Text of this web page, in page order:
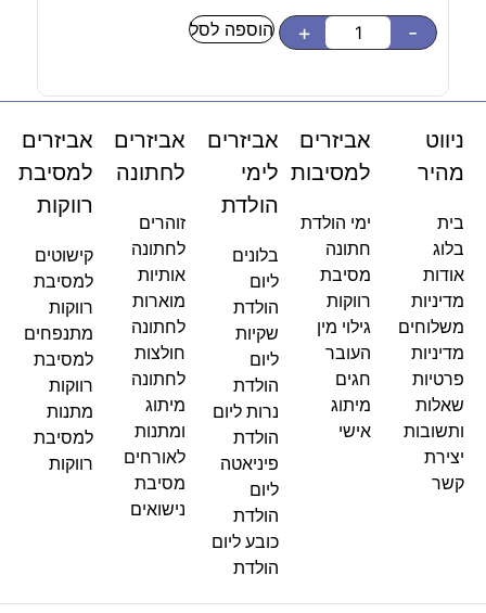
-
+ הוספה לסל
ניווט
מהיר
בית
בלוג
אודות
מדיניות
משלוחים
מדיניות
פרטיות
שאלות
ותשובות
יצירת
קשר
אביזרים
למסיבות
ימי הולדת
חתונה
מסיבת
רווקות
גילוי מין
העובר
חגים
מיתוג
אישי
אביזרים
לימי
הולדת
בלונים
ליום
הולדת
שקיות
ליום
הולדת
נרות ליום
הולדת
פיניאטה
ליום
הולדת
כובע ליום
הולדת
אביזרים
לחתונה
זוהרים
לחתונה
אותיות
מוארות
לחתונה
חולצות
לחתונה
מיתוג
ומתנות
לאורחים
מסיבת
נישואים
אביזרים
למסיבת
רווקות
קישוטים
למסיבת
רווקות
מתנפחים
למסיבת
רווקות
מתנות
למסיבת
רווקות